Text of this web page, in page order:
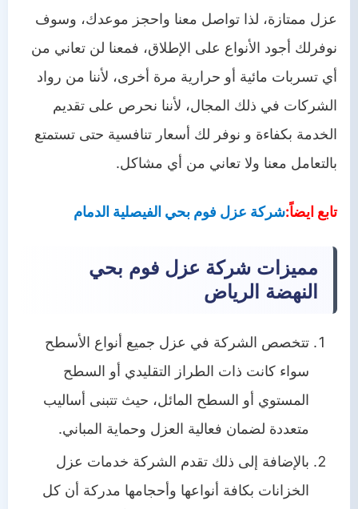
عزل ممتازة، لذا تواصل معنا واحجز موعدك، وسوف
نوفرلك أجود الأنواع على الإطلاق، فمعنا لن تعاني من
أي تسربات مائية أو حرارية مرة أخرى، لأننا من رواد
الشركات في ذلك المجال، لأننا نحرص على تقديم
الخدمة بكفاءة و نوفر لك أسعار تنافسية حتى تستمتع
بالتعامل معنا ولا تعاني من أي مشاكل.
تابع ايضاً:شركة عزل فوم بحي الفيصلية الدمام
مميزات شركة عزل فوم بحي
النهضة الرياض
تتخصص الشركة في عزل جميع أنواع الأسطح
سواء كانت ذات الطراز التقليدي أو السطح
المستوي أو السطح المائل، حيث تتبنى أساليب
متعددة لضمان فعالية العزل وحماية المباني.
بالإضافة إلى ذلك تقدم الشركة خدمات عزل
الخزانات بكافة أنواعها وأحجامها مدركة أن كل